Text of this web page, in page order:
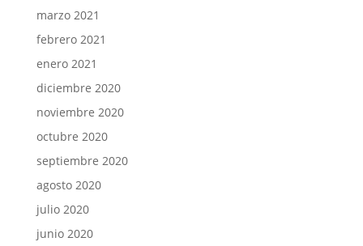
marzo 2021
febrero 2021
enero 2021
diciembre 2020
noviembre 2020
octubre 2020
septiembre 2020
agosto 2020
julio 2020
junio 2020